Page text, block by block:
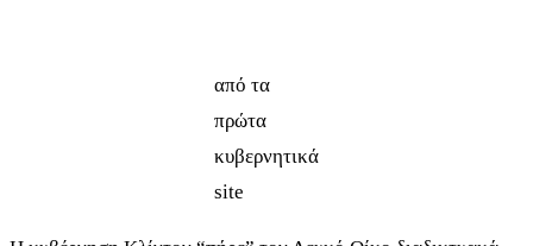
από τα
πρώτα
κυβερνητικά
site